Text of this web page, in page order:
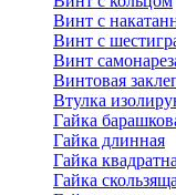
Винт с
Винт с
Винт
Винтовая
Втулка
Гайка
Гайка длинная
Гайка
Гайка